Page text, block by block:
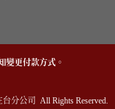
變更付款方式。
分公司 All Rights Reserved.